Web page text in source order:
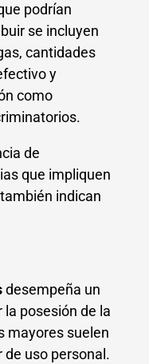
podrían
se incluyen
cantidades
y
como
de
que impliquen
indican
desempeña un
posesión de la
mayores suelen
de uso personal.